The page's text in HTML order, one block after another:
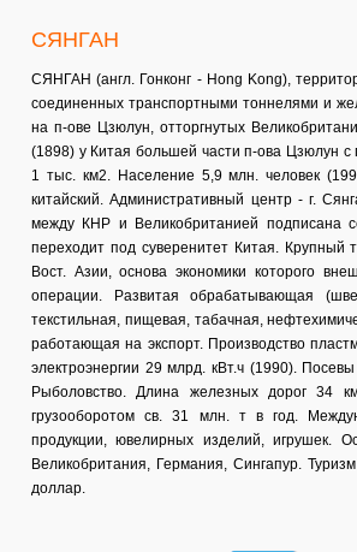
СЯНГАН
СЯНГАН (англ. Гонконг - Hong Kong),
соединенных транспортными тоннелями и
на п-ове Цзюлун, отторгнутых
(1898) у Китая большей части п-ова Цзюлун
1 тыс. км2. Население 5,9 млн. человек
китайский. Административный центр - г.
между КНР и Великобританией подписана
переходит под суверенитет Китая.
Вост. Азии, основа экономики которого
операции. Развитая обрабатывающая
текстильная, пищевая, табачная,
работающая на экспорт. Производство
электроэнергии 29 млрд. кВт.ч (1990).
Рыболовство. Длина железных дорог 34
грузооборотом св. 31 млн. т в год.
продукции, ювелирных изделий, игрушек.
Великобритания, Германия, Сингапур.
доллар.